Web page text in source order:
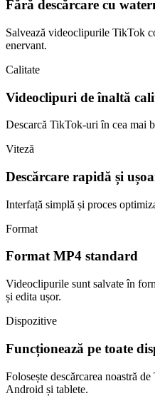
Fără descărcare cu
Salvează videoclipurile TikTok
enervant.
Calitate
Videoclipuri de înaltă
Descarcă TikTok-uri în cea mai
Viteză
Descărcare rapidă și
Interfață simplă și proces
Format
Format MP4 standard
Videoclipurile sunt salvate în
și edita ușor.
Dispozitive
Funcționează pe toate
Folosește descărcarea noastră
Android și tablete.